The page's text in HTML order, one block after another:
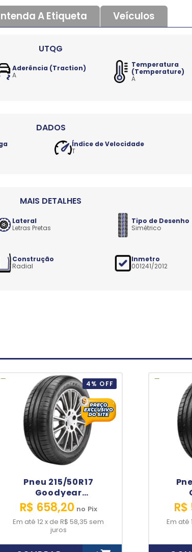
A Etiqueta Veículos
Aderência (Traction)
A
Temperatura
(Temperature)
A
Índice de Velocidade
T
Lateral
Letras Pretas
Tipo de Desenho
Simétrico
Construção
Radial
Inmetro
001241/2012
4% OFF
Pneu 215/50R17
Goodyear
Efficientgrip
Performance 91V
R$ 658,20 no Pix
12x de R$ 58,35 sem
juros